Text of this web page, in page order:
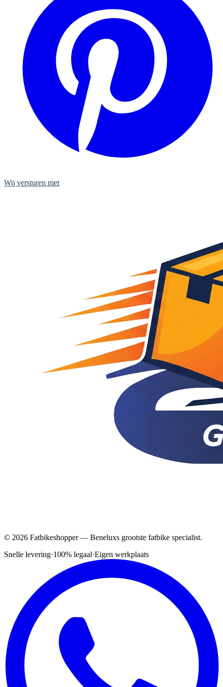
Wij versturen met
© 2026 Fatbikeshopper — Beneluxs grootste fatbike specialist.
Snelle levering·100% legaal·Eigen werkplaats